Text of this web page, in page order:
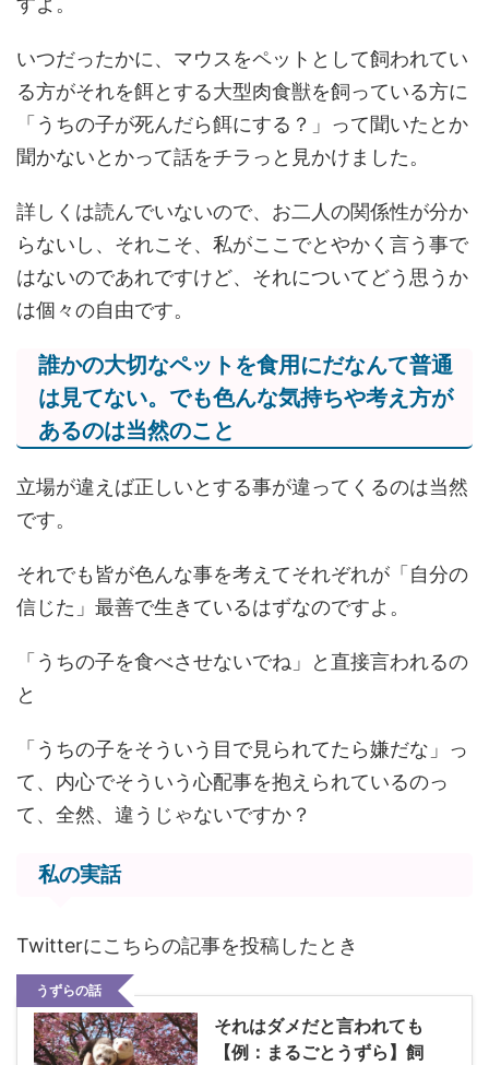
いつだったかに、マウスをペットとして飼われてい
る方がそれを餌とする大型肉食獣を飼っている方に
「うちの子が死んだら餌にする？」って聞いたとか
聞かないとかって話をチラっと見かけました。
詳しくは読んでいないので、お二人の関係性が分か
らないし、それこそ、私がここでとやかく言う事で
はないのであれですけど、それについてどう思うか
は個々の自由です。
誰かの大切なペットを食用にだなんて普通
は見てない。でも色んな気持ちや考え方が
あるのは当然のこと
立場が違えば正しいとする事が違ってくるのは当然
です。
それでも皆が色んな事を考えてそれぞれが「自分の
信じた」最善で生きているはずなのですよ。
「うちの子を食べさせないでね」と直接言われるの
と
「うちの子をそういう目で見られてたら嫌だな」っ
て、内心でそういう心配事を抱えられているのっ
て、全然、違うじゃないですか？
私の実話
Twitterにこちらの記事を投稿したとき
うずらの話
それはダメだと言われても
【例：まるごとうずら】飼